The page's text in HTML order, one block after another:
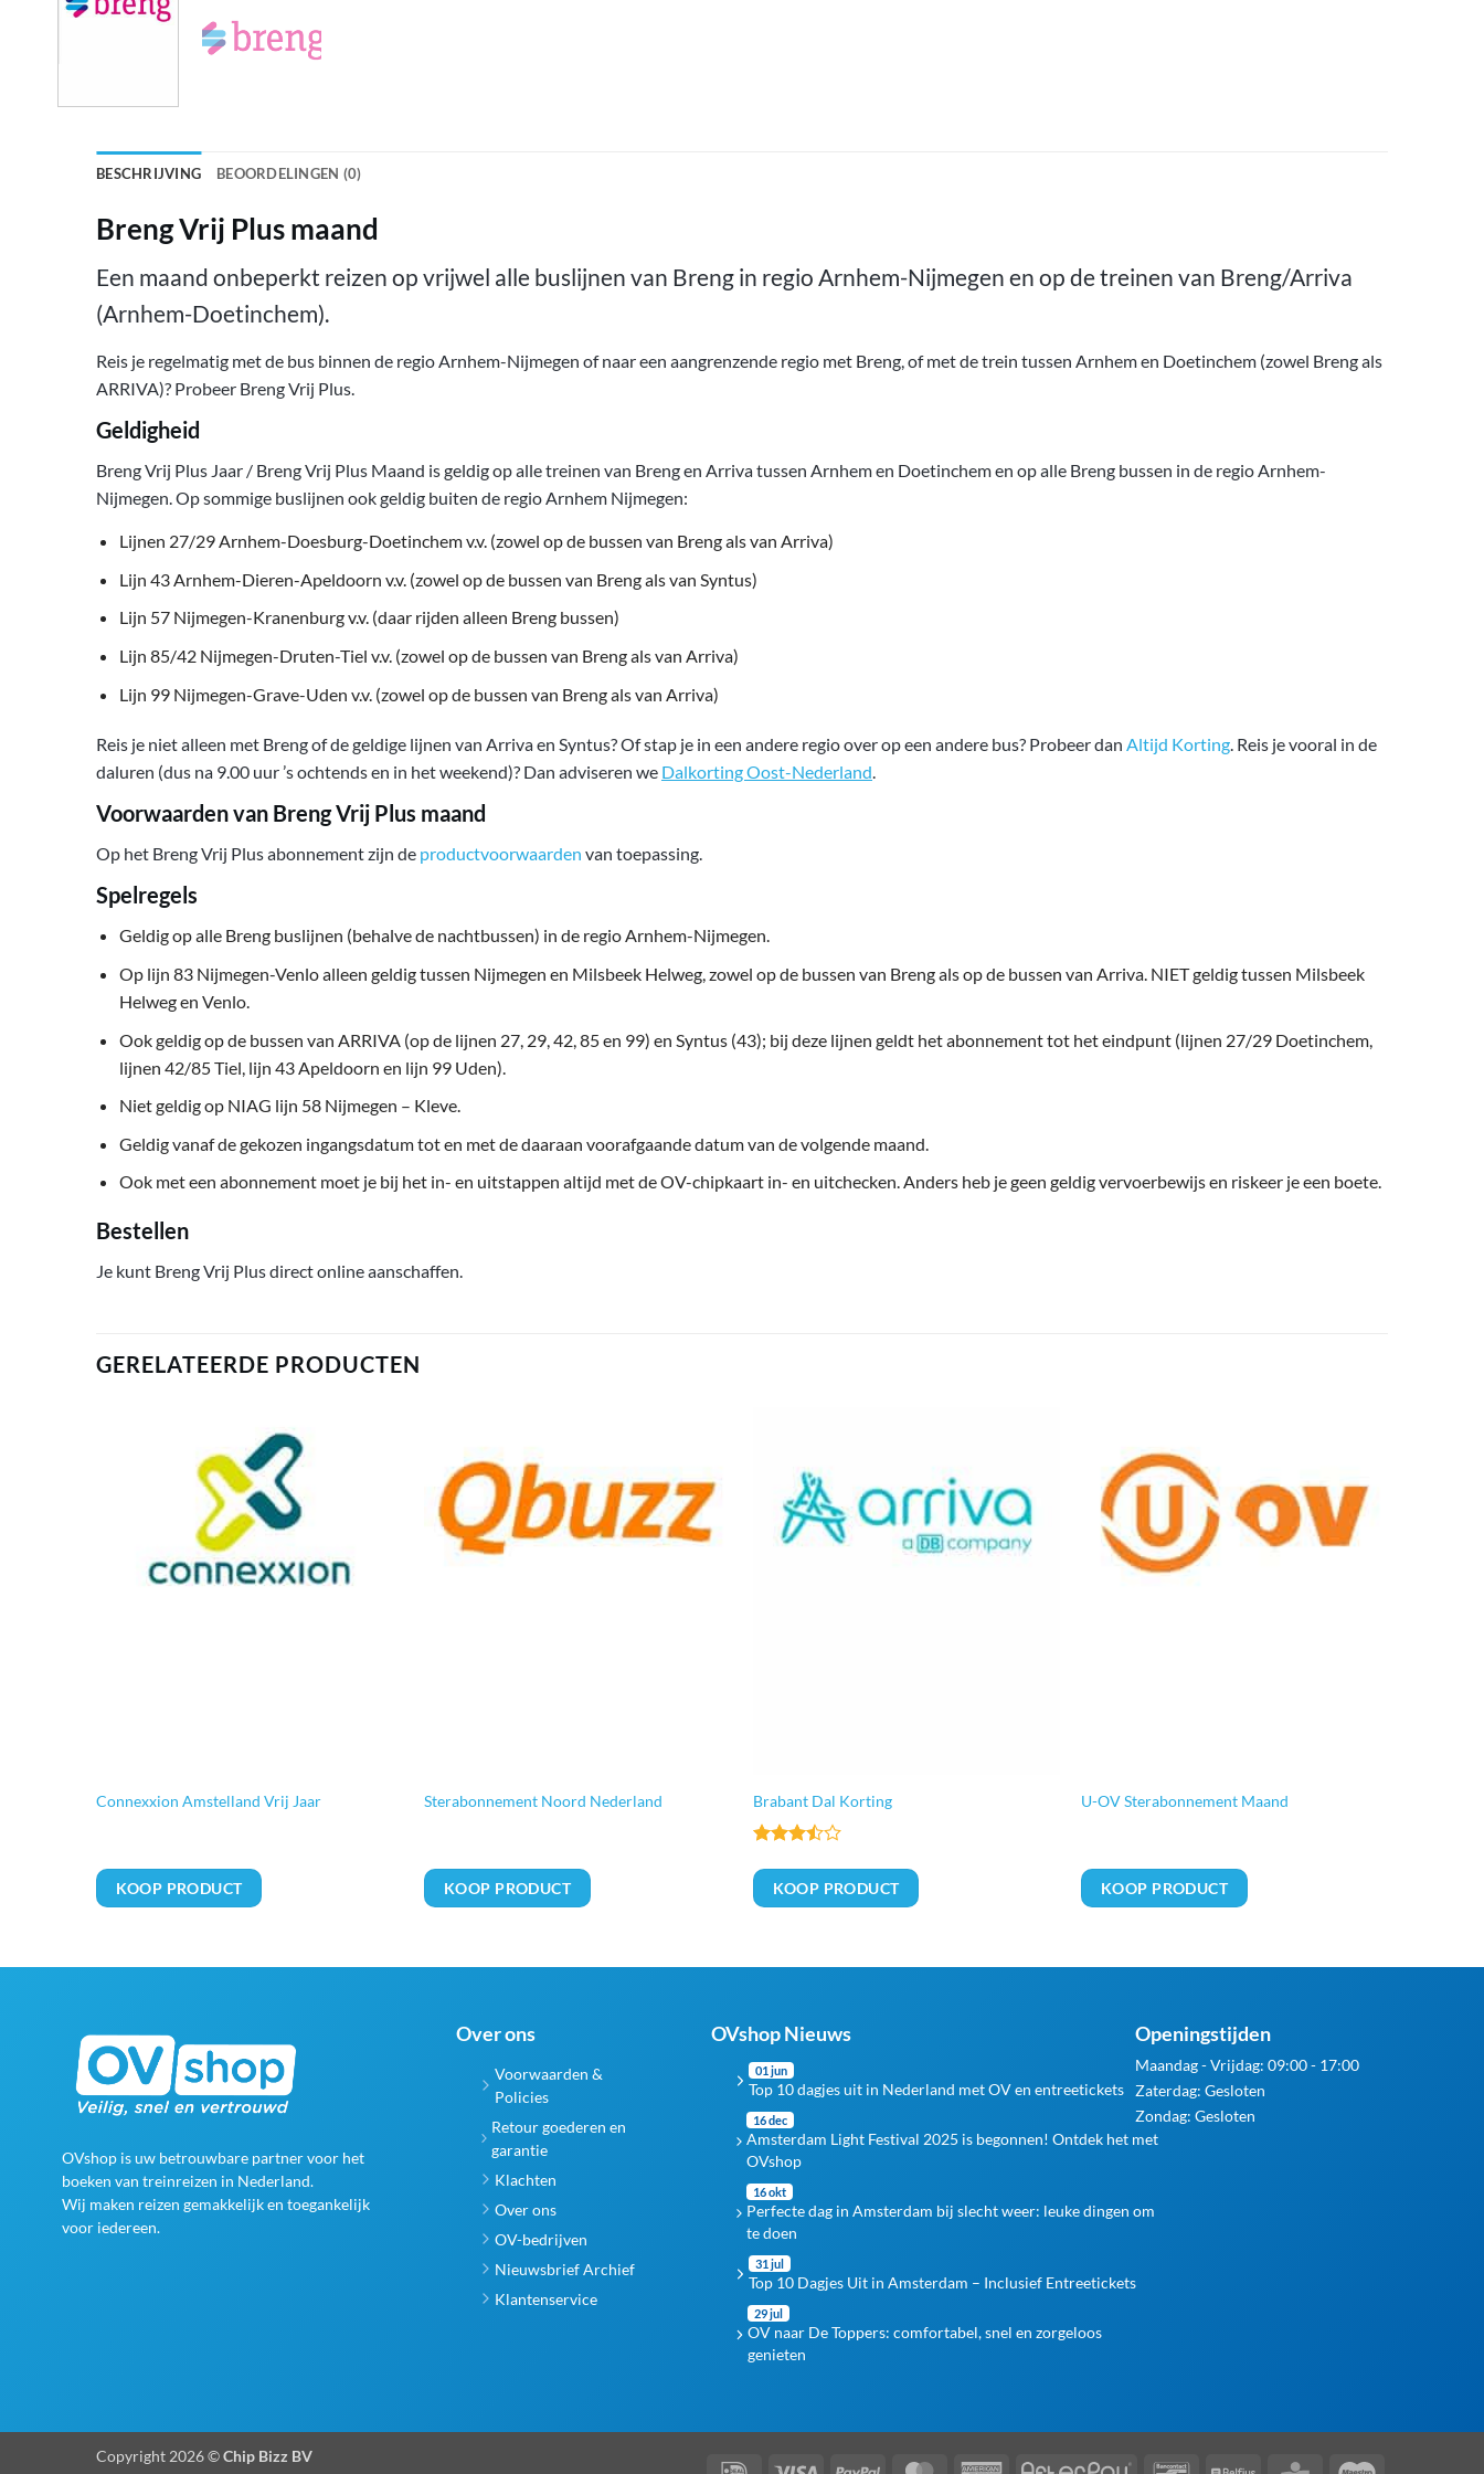
BESCHRIJVING BEOORDELINGEN (0)
Breng Vrij Plus maand
Een maand onbeperkt reizen op vrijwel alle buslijnen van Breng in regio Arnhem-Nijmegen en op de treinen van Breng/Arriva
(Arnhem-Doetinchem).
Reis je regelmatig met de bus binnen de regio Arnhem-Nijmegen of naar een aangrenzende regio met Breng, of met de trein tussen Arnhem en Doetinchem (zowel Breng als
ARRIVA)? Probeer Breng Vrij Plus.
Geldigheid
Breng Vrij Plus Jaar / Breng Vrij Plus Maand is geldig op alle treinen van Breng en Arriva tussen Arnhem en Doetinchem en op alle Breng bussen in de regio Arnhem-
Nijmegen. Op sommige buslijnen ook geldig buiten de regio Arnhem Nijmegen:
Lijnen 27/29 Arnhem-Doesburg-Doetinchem v.v. (zowel op de bussen van Breng als van Arriva)
Lijn 43 Arnhem-Dieren-Apeldoorn v.v. (zowel op de bussen van Breng als van Syntus)
Lijn 57 Nijmegen-Kranenburg v.v. (daar rijden alleen Breng bussen)
Lijn 85/42 Nijmegen-Druten-Tiel v.v. (zowel op de bussen van Breng als van Arriva)
Lijn 99 Nijmegen-Grave-Uden v.v. (zowel op de bussen van Breng als van Arriva)
Reis je niet alleen met Breng of de geldige lijnen van Arriva en Syntus? Of stap je in een andere regio over op een andere bus? Probeer dan Altijd Korting. Reis je vooral in de
daluren (dus na 9.00 uur ’s ochtends en in het weekend)? Dan adviseren we Dalkorting Oost-Nederland.
Voorwaarden van Breng Vrij Plus maand
Op het Breng Vrij Plus abonnement zijn de productvoorwaarden van toepassing.
Spelregels
Geldig op alle Breng buslijnen (behalve de nachtbussen) in de regio Arnhem-Nijmegen.
Op lijn 83 Nijmegen-Venlo alleen geldig tussen Nijmegen en Milsbeek Helweg, zowel op de bussen van Breng als op de bussen van Arriva. NIET geldig tussen Milsbeek
Helweg en Venlo.
Ook geldig op de bussen van ARRIVA (op de lijnen 27, 29, 42, 85 en 99) en Syntus (43); bij deze lijnen geldt het abonnement tot het eindpunt (lijnen 27/29 Doetinchem,
lijnen 42/85 Tiel, lijn 43 Apeldoorn en lijn 99 Uden).
Niet geldig op NIAG lijn 58 Nijmegen – Kleve.
Geldig vanaf de gekozen ingangsdatum tot en met de daaraan voorafgaande datum van de volgende maand.
Ook met een abonnement moet je bij het in- en uitstappen altijd met de OV-chipkaart in- en uitchecken. Anders heb je geen geldig vervoerbewijs en riskeer je een boete.
Bestellen
Je kunt Breng Vrij Plus direct online aanschaffen.
GERELATEERDE PRODUCTEN
Connexxion Amstelland Vrij Jaar
KOOP PRODUCT
Sterabonnement Noord Nederland
KOOP PRODUCT
Brabant Dal Korting
3.5
5
KOOP PRODUCT
U-OV Sterabonnement Maand
KOOP PRODUCT
OVshop is uw betrouwbare partner voor het
boeken van treinreizen in Nederland.
Wij maken reizen gemakkelijk en toegankelijk
voor iedereen.
Over ons
Voorwaarden &
Policies
Retour goederen en
garantie
Klachten
Over ons
OV-bedrijven
Nieuwsbrief Archief
Klantenservice
OVshop Nieuws
01 jun
Top 10 dagjes uit in Nederland met OV en entreetickets
16 dec
Amsterdam Light Festival 2025 is begonnen! Ontdek het met
OVshop
16 okt
Perfecte dag in Amsterdam bij slecht weer: leuke dingen om
te doen
31 jul
Top 10 Dagjes Uit in Amsterdam – Inclusief Entreetickets
29 jul
OV naar De Toppers: comfortabel, snel en zorgeloos
genieten
Openingstijden
Maandag - Vrijdag: 09:00 - 17:00
Zaterdag: Gesloten
Zondag: Gesloten
IDeal Visa PayPal MasterCardAmerican AfterPay BancontactBelfius KBC
Copyright 2026 ©Chip Bizz BV